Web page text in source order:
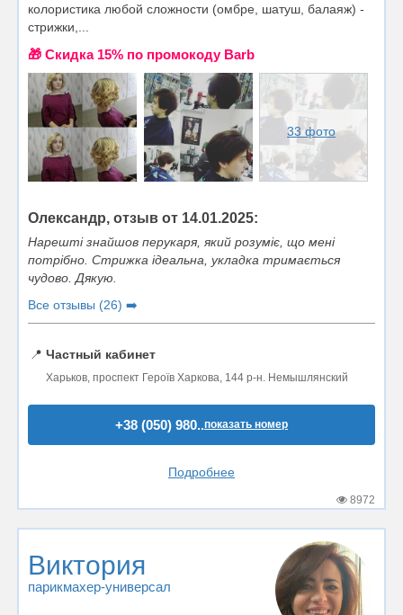
колористика любой сложности (омбре, шатуш, балаяж) -
стрижки,...
🎁 Cкидка 15% по промокоду Barb
33 фото
Олександр, отзыв от 14.01.2025:
Нарешті знайшов перукаря, який розуміє, що мені
потрібно. Стрижка ідеальна, укладка тримається
чудово. Дякую.
Все отзывы (26) ➡️
📍 Частный кабинет
Харьков, проспект Героїв Харкова, 144 р-н. Немышлянский
+38 (050) 980..показать номер
Подробнее
8972
Виктория
парикмахер-универсал